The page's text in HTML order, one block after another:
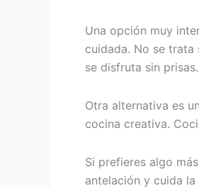
Una opción muy
cuidada. No se trata
se disfruta sin prisas.
Otra alternativa es
cocina creativa.
Si prefieres algo
antelación y cuida